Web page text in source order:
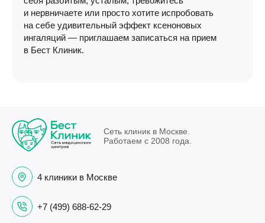
и нервничаете или просто хотите испробовать
на себе удивительный эффект ксеноновых
ингаляций — приглашаем записаться на прием
в Бест Клиник.
Сеть клиник в Москве.
Работаем с 2008 года.
4 клиники в Москве
+7 (499) 688-62-29